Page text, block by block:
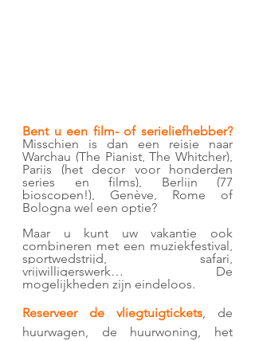
Bent u een film- of serieliefhebber?
Misschien is dan een reisje naar
Warchau (The Pianist, The Whitcher),
Parijs (het decor voor honderden
series en films), Berlijn (77
bioscopen!), Genève, Rome of
Bologna wel een optie?
Maar u kunt uw vakantie ook
combineren met een muziekfestival,
sportwedstrijd, safari,
vrijwilligerswerk… De
mogelijkheden zijn eindeloos.
Reserveer de vliegtuigtickets, de
huurwagen, de huurwoning, het